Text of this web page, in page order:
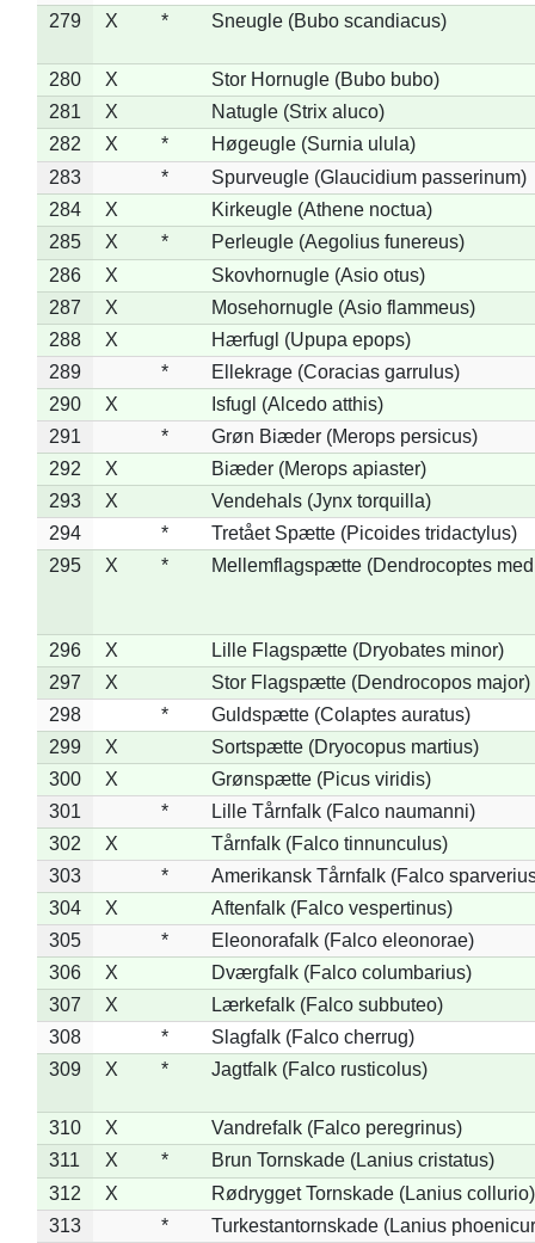
279
X * Sneugle (Bubo scandiacus)
280 X
Stor Hornugle (Bubo bubo)
281
X
Natugle (Strix aluco)
282
X *
Høgeugle (Surnia ulula)
283
*
Spurveugle (Glaucidium passerinum)
284
X
Kirkeugle (Athene noctua)
285
X *
Perleugle (Aegolius funereus)
286
X
Skovhornugle (Asio otus)
287
X
Mosehornugle (Asio flammeus)
288
X
Hærfugl (Upupa epops)
289
*
Ellekrage (Coracias garrulus)
290
X
Isfugl (Alcedo atthis)
291
*
Grøn Biæder (Merops persicus)
292
X
Biæder (Merops apiaster)
293
X
Vendehals (Jynx torquilla)
294
*
Tretået Spætte (Picoides tridactylus)
295
X * Mellemflagspætte (Dendrocoptes
296 X
Lille Flagspætte (Dryobates minor)
297
X
Stor Flagspætte (Dendrocopos major)
298
*
Guldspætte (Colaptes auratus)
299
X
Sortspætte (Dryocopus martius)
300
X
Grønspætte (Picus viridis)
301
*
Lille Tårnfalk (Falco naumanni)
302
X
Tårnfalk (Falco tinnunculus)
303
*
Amerikansk Tårnfalk (Falco
304
X
Aftenfalk (Falco vespertinus)
305
*
Eleonorafalk (Falco eleonorae)
306
X
Dværgfalk (Falco columbarius)
307
X
Lærkefalk (Falco subbuteo)
308
*
Slagfalk (Falco cherrug)
309
X * Jagtfalk (Falco rusticolus)
310 X
Vandrefalk (Falco peregrinus)
311
X *
Brun Tornskade (Lanius cristatus)
312
X
Rødrygget Tornskade (Lanius collurio)
313
*
Turkestantornskade (Lanius